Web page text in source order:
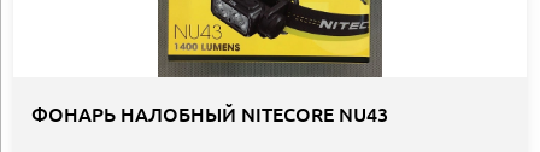
ФОНАРЬ НАЛОБНЫЙ NITECORE NU43